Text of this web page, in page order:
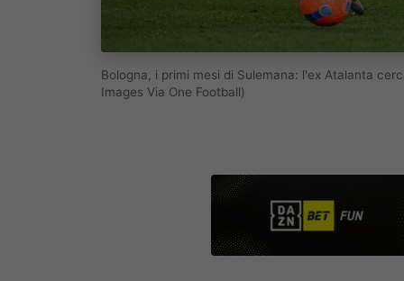
Bologna, i primi mesi di Sulemana: l'ex Atalanta
Images Via One Football)